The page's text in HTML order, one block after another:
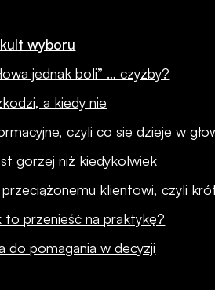
wyboru
jednak boli” … czyżby?
a kiedy nie
czyli co się dzieje w
gorzej niż kiedykolwiek
klientowi, czyli
to przenieść na praktykę?
do pomagania w decyzji